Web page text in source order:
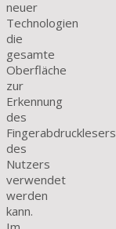
neuer
Technologien
die
gesamte
Oberfläche
zur
Erkennung
des
Fingerabdrucklesers
des
Nutzers
verwendet
werden
kann.